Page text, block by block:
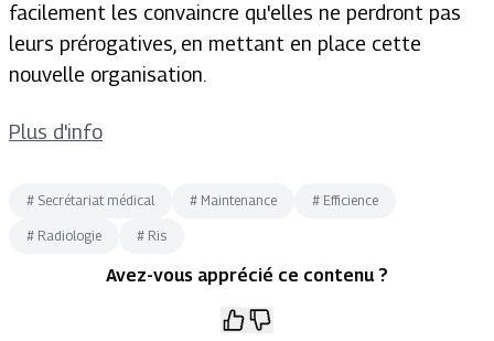
facilement les convaincre qu'elles ne perdront pas
leurs prérogatives, en mettant en place cette
nouvelle organisation.
Plus d'info
# Secrétariat médical # Maintenance # Efficience
# Radiologie # Ris
Avez-vous apprécié ce contenu ?